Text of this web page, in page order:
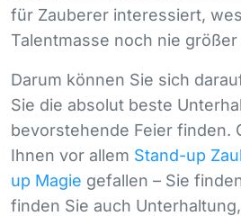
für Zauberer interessiert,
Talentmasse noch nie
Darum können Sie sich
Sie die absolut beste
bevorstehende Feier finden.
Ihnen vor allem Stand-up
up Magie gefallen – Sie
finden Sie auch